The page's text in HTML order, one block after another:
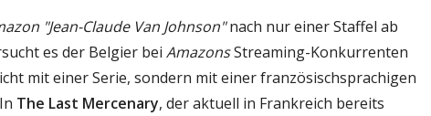
"Jean-Claude Van Johnson"nach nur einer Staffel ab
es der Belgier bei AmazonsStreaming-Konkurrenten
mit einer Serie, sondern mit einer französischsprachigen
The Last Mercenary, der aktuell in Frankreich bereits